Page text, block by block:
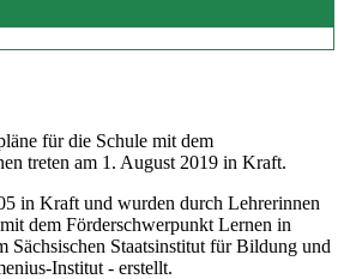
für die Schule mit dem
treten am 1. August 2019 in Kraft.
in Kraft und wurden durch Lehrerinnen
dem Förderschwerpunkt Lernen in
Sächsischen Staatsinstitut für Bildung und
Institut - erstellt.